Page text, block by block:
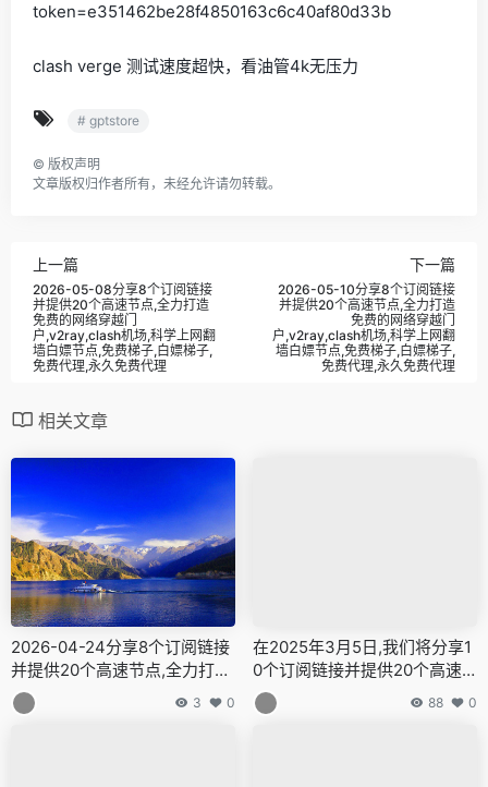
token=e351462be28f4850163c6c40af80d33b
clash verge 测试速度超快，看油管4k无压力
# gptstore
© 版权声明
文章版权归作者所有，未经允许请勿转载。
上一篇
2026-05-08分享8个订阅链接
并提供20个高速节点,全力打造
免费的网络穿越门
户,v2ray,clash机场,科学上网翻
墙白嫖节点,免费梯子,白嫖梯子,
免费代理,永久免费代理
下一篇
2026-05-10分享8个订阅链接
并提供20个高速节点,全力打造
免费的网络穿越门
户,v2ray,clash机场,科学上网翻
墙白嫖节点,免费梯子,白嫖梯子,
免费代理,永久免费代理
相关文章
2026-04-24分享8个订阅链接
并提供20个高速节点,全力打造
免费的网络穿越门户,v2ray,cla
sh机场,科学上网翻墙白嫖节点,
3 0
在2025年3月5日,我们将分享1
0个订阅链接并提供20个高速
节点,全力打造免费的网络穿越
门户,v2ray,clash机场,科学上
88 0